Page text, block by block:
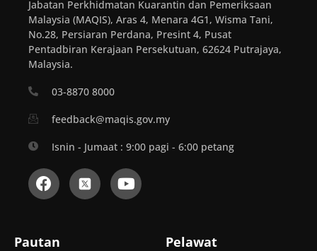
Jabatan Perkhidmatan Kuarantin dan Pemeriksaan
Malaysia (MAQIS), Aras 4, Menara 4G1, Wisma Tani,
No.28, Persiaran Perdana, Presint 4, Pusat
Pentadbiran Kerajaan Persekutuan, 62624 Putrajaya,
Malaysia.
03-8870 8000
feedback@maqis.gov.my
Isnin - Jumaat : 9:00 pagi - 6:00 petang
Pautan Pelawat